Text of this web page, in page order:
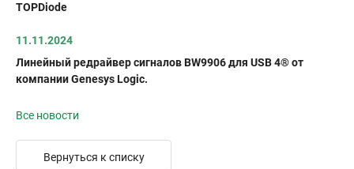
TOPDiode
11.11.2024
Линейный редрайвер сигналов BW9906 для USB 4® от
компании Genesys Logic.
Все новости
Вернуться к списку